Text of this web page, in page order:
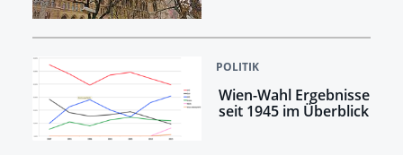
POLITIK
Wien-Wahl Ergebnisse
seit 1945 im Überblick